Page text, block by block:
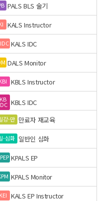
PALS BLS 술기
KALS Instructor
KALS IDC
DALS Monitor
KBLS Instructor
KB KBLS IDC
강-만 만료자 재교육
-심화 일반인 심화
KPALS EP
KPALS Monitor
KEI KALS EP Instructor